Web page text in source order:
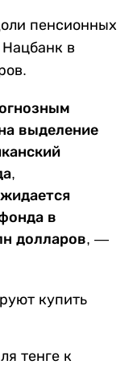
пенсионных
в
выделение
в
долларов, —
купить
тенге к